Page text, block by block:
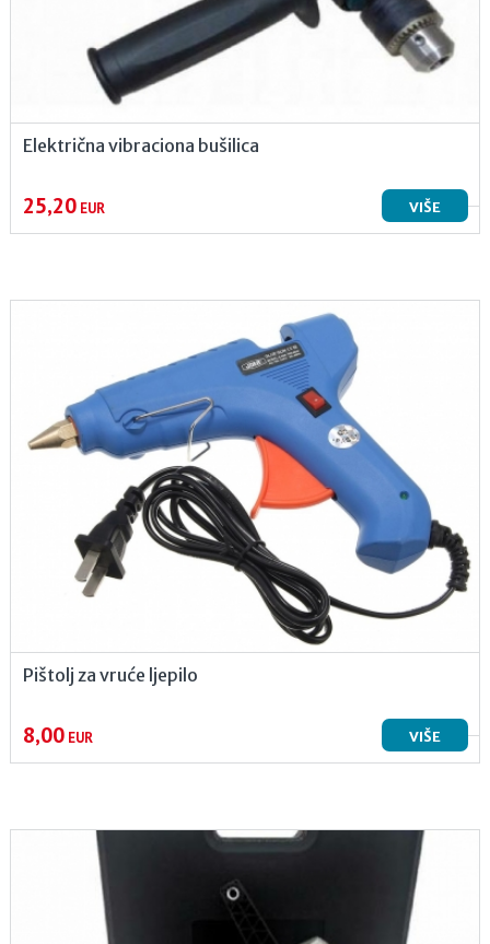
Električna vibraciona bušilica
25,20EUR VIŠE
Pištolj za vruće ljepilo
8,00EUR VIŠE